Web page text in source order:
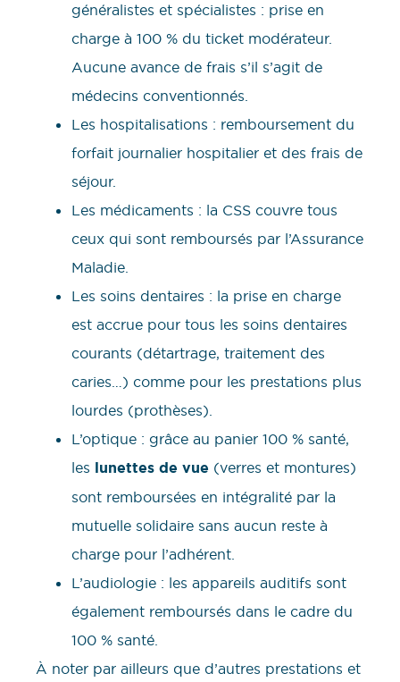
généralistes et spécialistes : prise en
charge à 100 % du ticket modérateur.
Aucune avance de frais s’il s’agit de
médecins conventionnés.
Les hospitalisations : remboursement du
forfait journalier hospitalier et des frais de
séjour.
Les médicaments : la CSS couvre tous
ceux qui sont remboursés par l’Assurance
Maladie.
Les soins dentaires : la prise en charge
est accrue pour tous les soins dentaires
courants (détartrage, traitement des
caries…) comme pour les prestations plus
lourdes (prothèses).
L’optique : grâce au panier 100 % santé,
les lunettes de vue (verres et montures)
sont remboursées en intégralité par la
mutuelle solidaire sans aucun reste à
charge pour l’adhérent.
L’audiologie : les appareils auditifs sont
également remboursés dans le cadre du
100 % santé.
À noter par ailleurs que d’autres prestations et